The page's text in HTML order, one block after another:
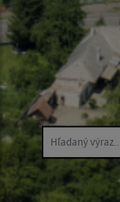
Hľadaný výraz...